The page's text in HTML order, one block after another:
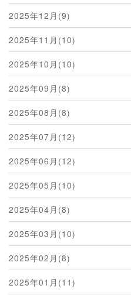
2025年12月(9)
2025年11月(10)
2025年10月(10)
2025年09月(8)
2025年08月(8)
2025年07月(12)
2025年06月(12)
2025年05月(10)
2025年04月(8)
2025年03月(10)
2025年02月(8)
2025年01月(11)